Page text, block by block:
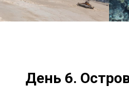
День 6.